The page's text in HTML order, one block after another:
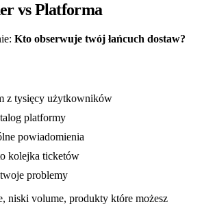
vs Platforma
Kto obserwuje twój łańcuch dostaw?
z tysięcy użytkowników
platformy
powiadomienia
kolejka ticketów
problemy
niski volume, produkty które możesz